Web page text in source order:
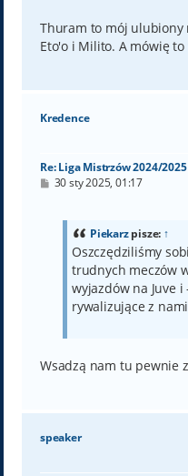
Thuram to mój ulubiony
Eto'o i Milito. A mówię
Kredence
Re: Liga Mistrzów 2024/2025
P30 sty 2025, 01:17
Piekarzpisze: ↑
Oszczędziliśmy
trudnych meczów
wyjazdów na Juve i
rywalizujące z
Wsadzą nam tu pewnie
speaker